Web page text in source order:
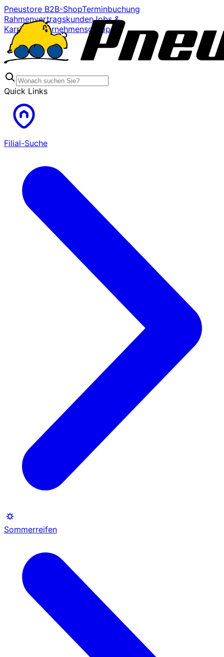
Pneustore B2B-ShopTerminbuchung
RahmenvertragskundenJobs &
Karriere
Unternehmensgruppe
Quick Links
Filial-Suche
Sommerreifen